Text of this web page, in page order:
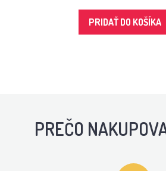
PRIDAŤ DO KOŠÍKA
PREČO